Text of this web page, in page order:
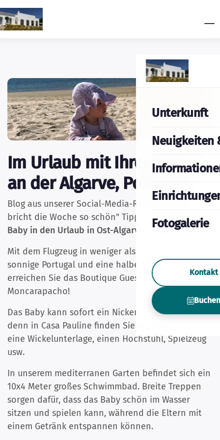
Unterkunft
Neuigkeiten
Fotogalerie
Kontakt
Im Urlaub mit Ihrem Baby
an der Algarve, Portugal.
Blog aus unserer Social-Media-Reihe "Mittwoch
bricht die Woche so schön" Tipp 11 mit Ihrem
Baby in den Urlaub in Ost-Algarve, Portugal!
Mit dem Flugzeug in weniger als 3 Stunden ins
sonnige Portugal und eine halbe Stunde später
erreichen Sie das Boutique Guesthouse-
Moncarapacho!
Das Baby kann sofort ein Nickerchen machen,
denn in Casa Pauline finden Sie ein Kinderbett,
eine Wickelunterlage, einen Hochstuhl, Spielzeug
usw.
In unserem mediterranen Garten befindet sich ein
10x4 Meter großes Schwimmbad. Breite Treppen
sorgen dafür, dass das Baby schön im Wasser
sitzen und spielen kann, während die Eltern mit
einem Getränk entspannen können.